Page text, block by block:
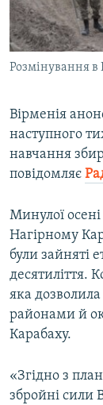
ВІДЕОУРОКИ
СВІДЧЕННЯ
УКРАЇНСЬКА
Русский
Qırımtatar
Усі сайти
Розмінування в
Вірменія
наступного
навчання
повідомляє
Минулої
Нагірному
були зайняті
десятиліття.
яка
районами й
Карабаху.
«Згідно з
збройні сили